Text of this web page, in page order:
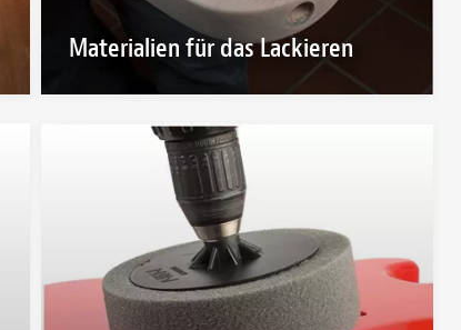
Materialien für das Lackieren